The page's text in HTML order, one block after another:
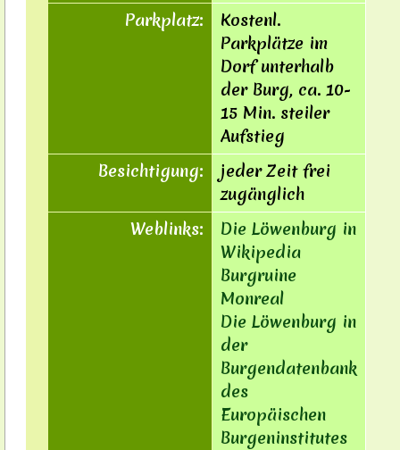
Parkplatz:
Kostenl.
Parkplätze im
Dorf unterhalb
der Burg, ca. 10-
15 Min. steiler
Aufstieg
Besichtigung:
jeder Zeit frei
zugänglich
Weblinks:
Die Löwenburg in
Wikipedia
Burgruine
Monreal
Die Löwenburg in
der
Burgendatenbank
des
Europäischen
Burgeninstitutes